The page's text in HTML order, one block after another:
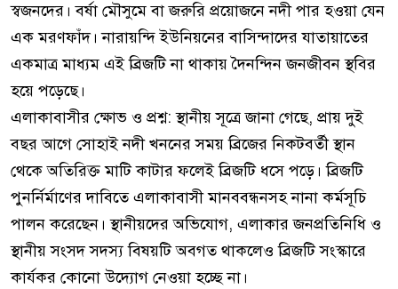
স্বজনদের। বর্ষা মৌসুমে বা জরুরি প্রয়োজনে নদী পার হওয়া যেন
এক মরণফাঁদ। নারায়ন্দি ইউনিয়নের বাসিন্দাদের যাতায়াতের
একমাত্র মাধ্যম এই ব্রিজটি না থাকায় দৈনন্দিন জনজীবন স্থবির
হয়ে পড়েছে।
​এলাকাবাসীর ক্ষোভ ও প্রশ্ন: স্থানীয় সূত্রে জানা গেছে, প্রায় দুই
বছর আগে সোহাই নদী খননের সময় ব্রিজের নিকটবর্তী স্থান
থেকে অতিরিক্ত মাটি কাটার ফলেই ব্রিজটি ধসে পড়ে। ব্রিজটি
পুনর্নির্মাণের দাবিতে এলাকাবাসী মানববন্ধনসহ নানা কর্মসূচি
পালন করেছেন। স্থানীয়দের অভিযোগ, এলাকার জনপ্রতিনিধি ও
স্থানীয় সংসদ সদস্য বিষয়টি অবগত থাকলেও ব্রিজটি সংস্কারে
কার্যকর কোনো উদ্যোগ নেওয়া হচ্ছে না।